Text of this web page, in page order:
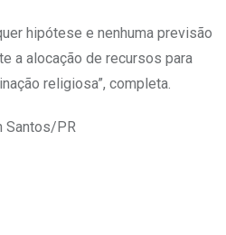
hipótese e nenhuma previsão
a alocação de recursos para
religiosa”, completa.
Santos/PR